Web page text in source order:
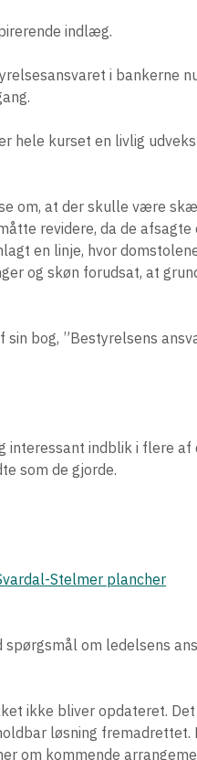
indlæg.
i bankerne
hele kurset en livlig
om, at der skulle være
revidere, da de
en linje, hvor
og skøn forudsat, at
bog, ”Bestyrelsens
interessant indblik i flere
som de gjorde.
Stelmer plancher
om ledelsens
ikke bliver opdateret.
løsning
om kommende